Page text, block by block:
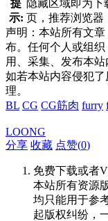
提
示:
隐藏区域即为下
页，推荐浏览器
声明：本站所有文
布。任何个人或组
用、采集、发布本
如若本站内容侵犯
理。
BL CG CG筋肉 furry
LOONG
分享 收藏 点赞(0)
免费下载或者
本站所有资源
均只能用于参
起版权纠纷，